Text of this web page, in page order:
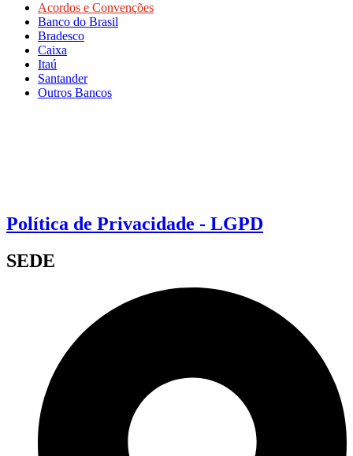
Acordos e Convenções
Banco do Brasil
Bradesco
Caixa
Itaú
Santander
Outros Bancos
Política de Privacidade - LGPD
SEDE